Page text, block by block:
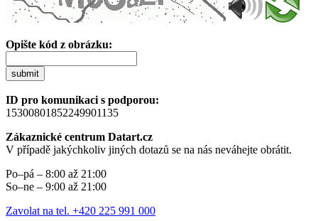
Opište kód z obrázku:
submit
ID pro komunikaci s podporou:
15300801852249901135
Zákaznické centrum Datart.cz
V případě jakýchkoliv jiných dotazů se na nás neváhejte obrátit.
Po–pá – 8:00 až 21:00
So–ne – 9:00 až 21:00
Zavolat na tel. +420 225 991 000